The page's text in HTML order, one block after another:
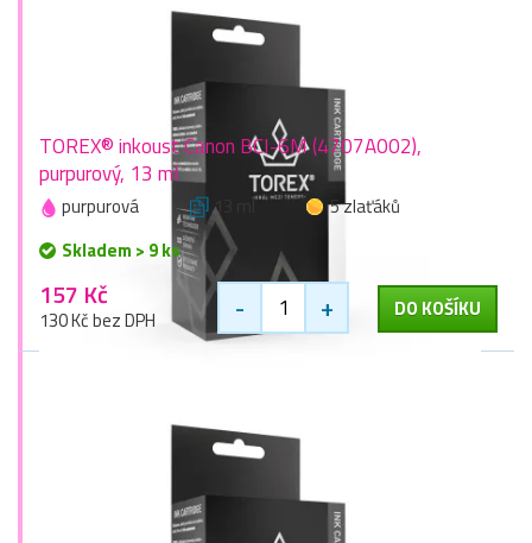
TOREX® inkoust Canon BCI-6M (4707A002),
purpurový, 13 ml
purpurová 13 ml
5 zlaťáků
Skladem > 9 ks
157 Kč
130 Kč bez DPH - + DO KOŠÍKU